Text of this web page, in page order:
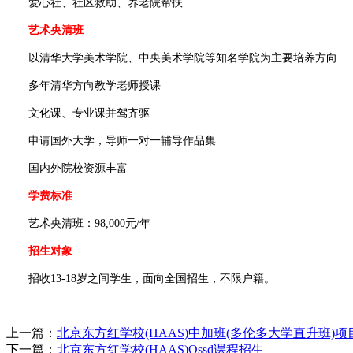
爱心社、社区救助、养老院帮扶
艺术央清班
以清华大学美术学院、中央美术学院等知名学院为主要培养方向
多年清华方向教学老师授课
文化课、专业课并驾齐驱
申请国外大学，导师一对一辅导作品集
国内外院校资源丰富
学费标准
艺术央清班：98,000元/年
招生对象
招收13-18岁之间学生，面向全国招生，不限户籍。
上一篇： 北京东方红学校(HAAS)中加班(多伦多大学直升班)项
下一篇： 北京东方红学校(HAAS)Ossd课程招生